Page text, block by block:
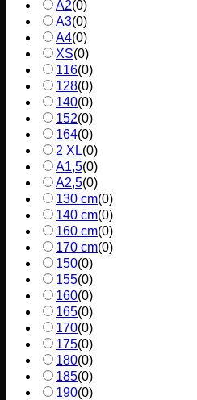
A2(0)
A3(0)
A4(0)
XS(0)
116(0)
128(0)
140(0)
152(0)
164(0)
2 XL(0)
A1,5(0)
A2,5(0)
130 cm(0)
140 cm(0)
160 cm(0)
170 cm(0)
150(0)
155(0)
160(0)
165(0)
170(0)
175(0)
180(0)
185(0)
190(0)